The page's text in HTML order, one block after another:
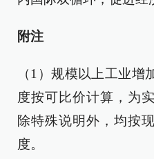
附注
（1）规模以上工业增
度按可比价计算，为
除特殊说明外，均按
度。